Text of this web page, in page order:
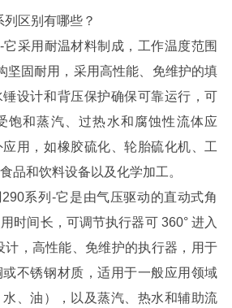
区别有哪些？
采用耐温材料制成，工作温度范围
坚固耐用，采用高性能、免维护的填
设计和背压保护确保可靠运行，可
饱和蒸汽、过热水和腐蚀性流体应
用，如橡胶硫化、轮胎硫化机、工
品和饮料设备以及化学加工。
290系列-它是由气压驱动的直动式角
时间长，可调节执行器可 360° 进入
计，高性能、免维护的执行器，用于
不锈钢材质，适用于一般应用领域
水、油），以及蒸汽、热水和辅助流